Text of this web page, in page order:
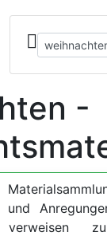
-
und